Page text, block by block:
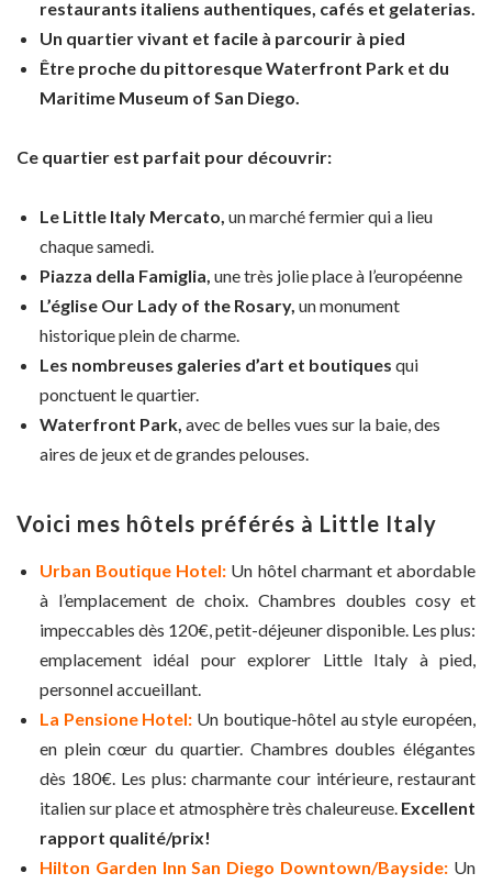
restaurants italiens authentiques, cafés et gelaterias.
Un quartier vivant et facile à parcourir à pied
Être proche du pittoresque Waterfront Park et du
Maritime Museum of San Diego.
Ce quartier est parfait pour découvrir:
Le Little Italy Mercato, un marché fermier qui a lieu
chaque samedi.
Piazza della Famiglia, une très jolie place à l’européenne
L’église Our Lady of the Rosary, un monument
historique plein de charme.
Les nombreuses galeries d’art et boutiques qui
ponctuent le quartier.
Waterfront Park, avec de belles vues sur la baie, des
aires de jeux et de grandes pelouses.
Voici mes hôtels préférés à Little Italy
Urban Boutique Hotel: Un hôtel charmant et abordable
à l’emplacement de choix. Chambres doubles cosy et
impeccables dès 120€, petit-déjeuner disponible. Les plus:
emplacement idéal pour explorer Little Italy à pied,
personnel accueillant.
La Pensione Hotel: Un boutique-hôtel au style européen,
en plein cœur du quartier. Chambres doubles élégantes
dès 180€. Les plus: charmante cour intérieure, restaurant
italien sur place et atmosphère très chaleureuse. Excellent
rapport qualité/prix!
Hilton Garden Inn San Diego Downtown/Bayside: Un